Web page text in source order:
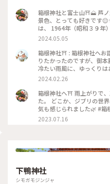
箱根神社と富士山⛩️🗻 芦
景色、とっても好きです
は、 1964年（昭和３９年
御鎮座 １２００年と東京
「平和」の扁額が掲げら
使として調印した 吉田茂
「平和の鳥居」と親しま
芦ノ湖側からしか見られ
しました😊 #箱根神社 #芦
2024.05.05
箱根神社⛩️ : 箱根神社へお
りたかったのですが、御
冷たい雨風に、ゆっくり
車に戻りました😭 : 九頭
が、景色の写真も撮れず
また箱根に来たら、もう一
木々や苔の緑が綺麗で癒
人がいました。 御朱印も
意外にも待っている人は
ました。 : 特に良い写真
のミルキーな毎日
2024.02.26
箱根神社へ⛩ 雨上がりで
た。 どこか、ジブリの世
気も感じられました🌿 #箱
#私のことりっぷ旅 #美しい
2023.07.16
下鴨神社
シモガモジンジャ